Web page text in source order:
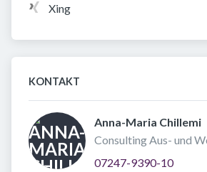
Xing
KONTAKT
Anna-Maria Chillemi
Consulting Aus- und
07247-9390-10